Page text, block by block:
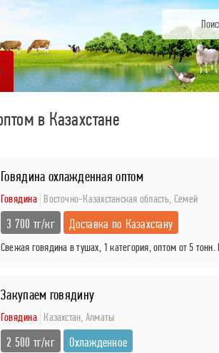
в Казахстане
Говядина охлажденная оптом
Говядина Восточно-Казахстанская область, Семей
3 700 тг/кг Доставка по Казахстану
Свежая говядина в тушах, 1 категория, оптом от 5
Закупаем говядину
Говядина Казахстан, Алматы
2 500 тг/кг Охлажденное